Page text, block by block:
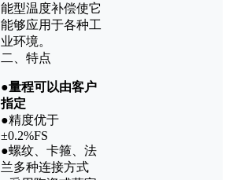
能型温度补偿使它
能够应用于各种工
业环境。
二、特点
●量程可以由客户
指定
●精度优于
±0.2%FS
●螺纹、卡箍、法
兰多种连接方式